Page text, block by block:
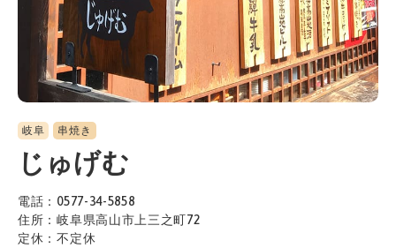
岐阜 串焼き
じゅげむ
電話：0577-34-5858
住所：岐阜県高山市上三之町72
定休：不定休